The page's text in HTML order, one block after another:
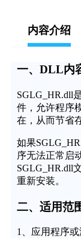
内容介绍
一、DLL内
SGLG_HR.dll
件，允许程序
在，从而节省
如果
序无法正常启
SGLG_HR.dll
重新安装。
二、适用范
1、应用程序